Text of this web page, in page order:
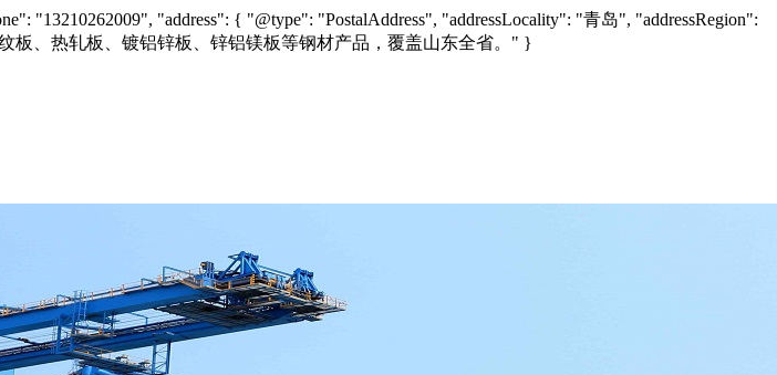
"13210262009", "address": { "@type": "PostalAddress", "addressLocality": "青岛", "addressRegion":
板、热轧板、镀铝锌板、锌铝镁板等钢材产品，覆盖山东全省。" }